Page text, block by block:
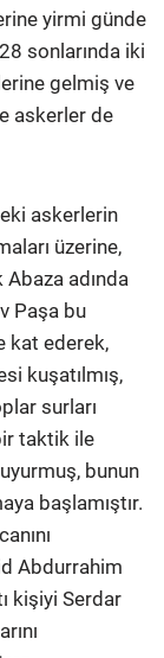
yirmi günde
sonlarında iki
gelmiş ve
askerler de
askerlerin
üzerine,
Abaza adında
Paşa bu
kat ederek,
kuşatılmış,
surları
taktik ile
bunun
başlamıştır.
Abdurrahim
kişiyi Serdar